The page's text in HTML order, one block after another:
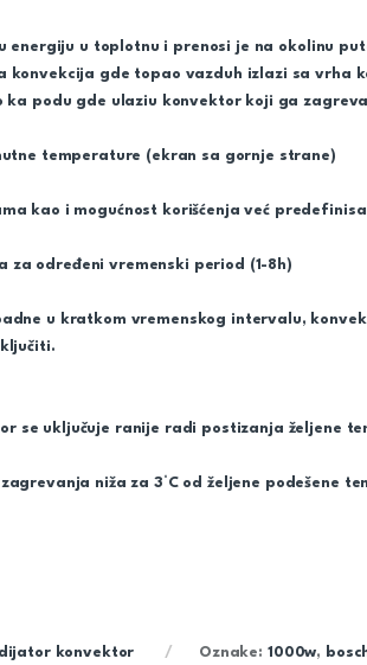
u toplotnu i prenosi je na okolinu
konvekcija gde topao vazduh izlazi sa vrha
ka podu gde ulaziu konvektor koji ga
temperature (ekran sa gornje strane)
kao i mogućnost korišćenja već
određeni vremenski period (1-8h)
u kratkom vremenskog intervalu,
se uključuje ranije radi postizanja željene
niža za 3°C od željene podešene
konvektor Oznake: 1000w,